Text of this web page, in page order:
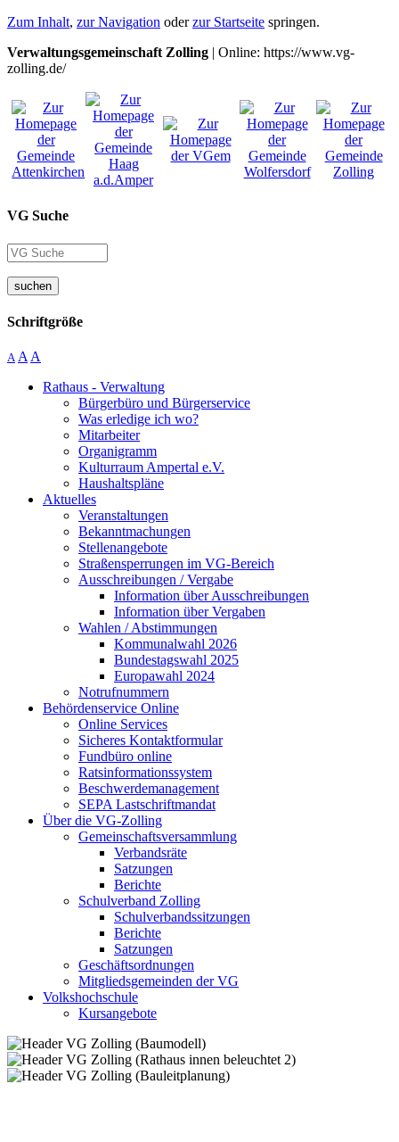
Zum Inhalt, zur Navigation oderzur Startseite springen.
Verwaltungsgemeinschaft Zolling | Online: https://www.vg-
zolling.de/
VG Suche
suchen
Schriftgröße
A A A
Rathaus - Verwaltung
Bürgerbüro und Bürgerservice
Was erledige ich wo?
Mitarbeiter
Organigramm
Kulturraum Ampertal e.V.
Haushaltspläne
Aktuelles
Veranstaltungen
Bekanntmachungen
Stellenangebote
Straßensperrungen im VG-Bereich
Ausschreibungen / Vergabe
Information über Ausschreibungen
Information über Vergaben
Wahlen / Abstimmungen
Kommunalwahl 2026
Bundestagswahl 2025
Europawahl 2024
Notrufnummern
Behördenservice Online
Online Services
Sicheres Kontaktformular
Fundbüro online
Ratsinformationssystem
Beschwerdemanagement
SEPA Lastschriftmandat
Über die VG-Zolling
Gemeinschaftsversammlung
Verbandsräte
Satzungen
Berichte
Schulverband Zolling
Schulverbandssitzungen
Berichte
Satzungen
Geschäftsordnungen
Mitgliedsgemeinden der VG
Volkshochschule
Kursangebote